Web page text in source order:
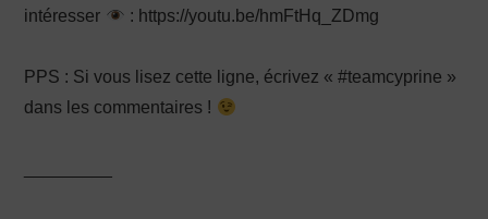
intéresser
: https://youtu.be/hmFtHq_ZDmg
PPS : Si vous lisez cette ligne, écrivez « #teamcyprine »
dans les commentaires !